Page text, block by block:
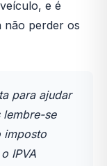
e é
não perder os
para ajudar
lembre-se
imposto
IPVA